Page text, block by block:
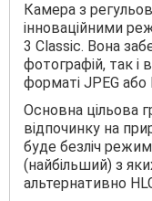
Камера з
інноваційними
3 Classic. Вона
фотографій, так і
форматі JPEG або
Основна цільова
відпочинку на
буде безліч
(найбільший) з
альтернативно